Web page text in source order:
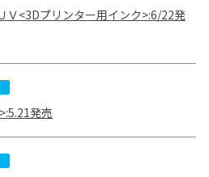
Ｖ<3Dプリンター用インク>:6/22発
発売